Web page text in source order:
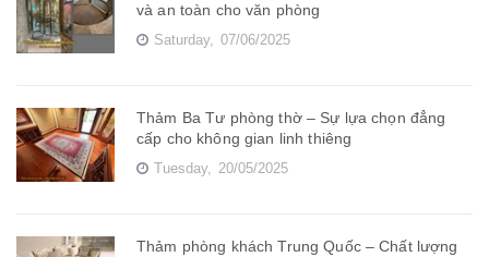
và an toàn cho văn phòng
Saturday, 07/06/2025
Thảm Ba Tư phòng thờ – Sự lựa chọn đẳng
cấp cho không gian linh thiêng
Tuesday, 20/05/2025
Thảm phòng khách Trung Quốc – Chất lượng